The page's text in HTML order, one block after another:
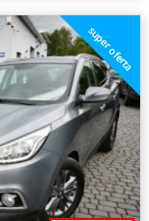
super oferta